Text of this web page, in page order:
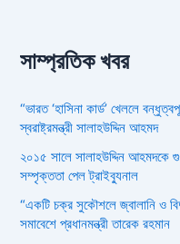
সাম্প্রতিক খবর
“ভারত ‘হাসিনা কার্ড’ খেললে
স্বরাষ্ট্রমন্ত্রী সালাহউদ্দিন আহমদ
২০১৫ সালে সালাহউদ্দিন আহমদকে
সম্পৃক্ততা পেল ট্রাইব্যুনাল
“একটি চক্র সুকৌশলে জ্বালানি ও
সমাবেশে প্রধানমন্ত্রী তারেক রহমান